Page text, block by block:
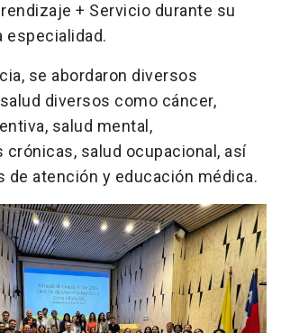
+ Servicio durante su
especialidad.
se abordaron diversos
diversos como cáncer,
salud mental,
crónicas, salud ocupacional, así
de atención y educación médica.